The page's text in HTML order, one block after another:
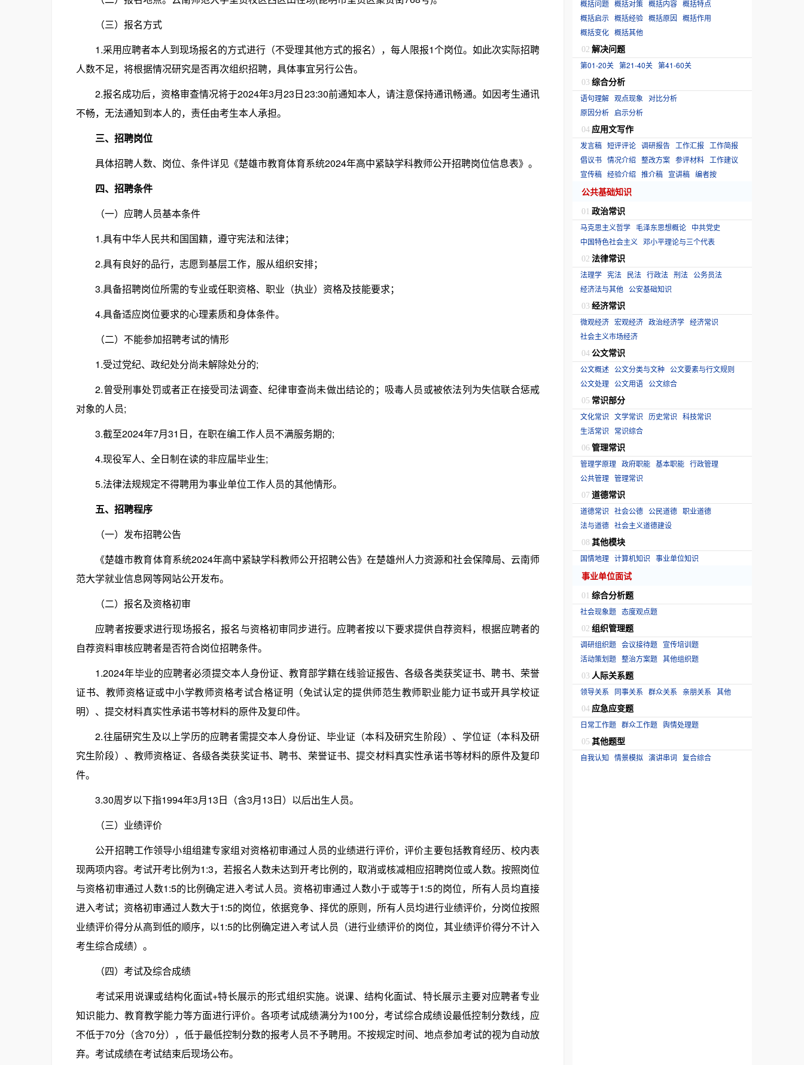
（三）报名方式
1.采用应聘者本人到现场报名的方式进行（不受理其他方式的报名），每人限报1个岗位。如此次实际招聘
人数不足，将根据情况研究是否再次组织招聘，具体事宜另行公告。
2.报名成功后，资格审查情况将于2024年3月23日23:30前通知本人，请注意保持通讯畅通。如因考生通讯
不畅，无法通知到本人的，责任由考生本人承担。
三、招聘岗位
具体招聘人数、岗位、条件详见《楚雄市教育体育系统2024年高中紧缺学科教师公开招聘岗位信息表》。
四、招聘条件
（一）应聘人员基本条件
1.具有中华人民共和国国籍，遵守宪法和法律；
2.具有良好的品行，志愿到基层工作，服从组织安排；
3.具备招聘岗位所需的专业或任职资格、职业（执业）资格及技能要求；
4.具备适应岗位要求的心理素质和身体条件。
（二）不能参加招聘考试的情形
1.受过党纪、政纪处分尚未解除处分的;
2.曾受刑事处罚或者正在接受司法调查、纪律审查尚未做出结论的；吸毒人员或被依法列为失信联合惩戒
对象的人员;
3.截至2024年7月31日，在职在编工作人员不满服务期的;
4.现役军人、全日制在读的非应届毕业生;
5.法律法规规定不得聘用为事业单位工作人员的其他情形。
五、招聘程序
（一）发布招聘公告
《楚雄市教育体育系统2024年高中紧缺学科教师公开招聘公告》在楚雄州人力资源和社会保障局、云南师
范大学就业信息网等网站公开发布。
（二）报名及资格初审
应聘者按要求进行现场报名，报名与资格初审同步进行。应聘者按以下要求提供自荐资料，根据应聘者的
自荐资料审核应聘者是否符合岗位招聘条件。
1.2024年毕业的应聘者必须提交本人身份证、教育部学籍在线验证报告、各级各类获奖证书、聘书、荣誉
证书、教师资格证或中小学教师资格考试合格证明（免试认定的提供师范生教师职业能力证书或开具学校证
明）、提交材料真实性承诺书等材料的原件及复印件。
2.往届研究生及以上学历的应聘者需提交本人身份证、毕业证（本科及研究生阶段）、学位证（本科及研
究生阶段）、教师资格证、各级各类获奖证书、聘书、荣誉证书、提交材料真实性承诺书等材料的原件及复印
件。
3.30周岁以下指1994年3月13日（含3月13日）以后出生人员。
（三）业绩评价
公开招聘工作领导小组组建专家组对资格初审通过人员的业绩进行评价，评价主要包括教育经历、校内表
现两项内容。考试开考比例为1:3，若报名人数未达到开考比例的，取消或核减相应招聘岗位或人数。按照岗位
与资格初审通过人数1:5的比例确定进入考试人员。资格初审通过人数小于或等于1:5的岗位，所有人员均直接
进入考试；资格初审通过人数大于1:5的岗位，依据竞争、择优的原则，所有人员均进行业绩评价，分岗位按照
业绩评价得分从高到低的顺序，以1:5的比例确定进入考试人员（进行业绩评价的岗位，其业绩评价得分不计入
考生综合成绩）。
（四）考试及综合成绩
考试采用说课或结构化面试+特长展示的形式组织实施。说课、结构化面试、特长展示主要对应聘者专业
知识能力、教育教学能力等方面进行评价。各项考试成绩满分为100分，考试综合成绩设最低控制分数线，应
不低于70分（含70分），低于最低控制分数的报考人员不予聘用。不按规定时间、地点参加考试的视为自动放
弃。考试成绩在考试结束后现场公布。
概括问题 概括对策 概括内容 概括特点
概括启示 概括经验 概括原因 概括作用
概括变化 概括其他
02 解决问题
第01-20关 第21-40关 第41-60关
03 综合分析
语句理解 观点现象 对比分析
原因分析 启示分析
04 应用文写作
发言稿 短评评论 调研报告 工作汇报
工作简报
倡议书 情况介绍 整改方案 参评材料 工作建议
宣传稿 经验介绍 推介稿 宣讲稿 编者按
公共基础知识
01 政治常识
马克思主义哲学 毛泽东思想概论 中共党史
中国特色社会主义 邓小平理论与三个代表
02 法律常识
法理学 宪法 民法 行政法 刑法 公务员法
经济法与其他 公安基础知识
03 经济常识
微观经济 宏观经济 政治经济学 经济常识
社会主义市场经济
04 公文常识
公文概述 公文分类与文种 公文要素与行文规则
公文处理 公文用语 公文综合
05 常识部分
文化常识 文学常识 历史常识 科技常识
生活常识
常识综合
06 管理常识
管理学原理 政府职能 基本职能 行政管理
公共管理 管理常识
07 道德常识
道德常识 社会公德 公民道德 职业道德
法与道德 社会主义道德建设
08 其他模块
国情地理 计算机知识 事业单位知识
事业单位面试
01 综合分析题
社会现象题 态度观点题
02 组织管理题
调研组织题 会议接待题 宣传培训题
活动策划题 整治方案题 其他组织题
03 人际关系题
领导关系 同事关系 群众关系 亲朋关系 其他
04 应急应变题
日常工作题 群众工作题 舆情处理题
05 其他题型
自我认知 情景模拟 演讲串词 复合综合